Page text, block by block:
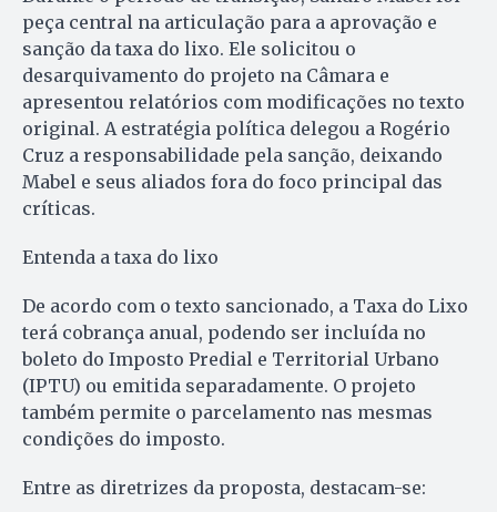
peça central na articulação para a aprovação e
sanção da taxa do lixo. Ele solicitou o
desarquivamento do projeto na Câmara e
apresentou relatórios com modificações no texto
original. A estratégia política delegou a Rogério
Cruz a responsabilidade pela sanção, deixando
Mabel e seus aliados fora do foco principal das
críticas.
Entenda a taxa do lixo
De acordo com o texto sancionado, a Taxa do Lixo
terá cobrança anual, podendo ser incluída no
boleto do Imposto Predial e Territorial Urbano
(IPTU) ou emitida separadamente. O projeto
também permite o parcelamento nas mesmas
condições do imposto.
Entre as diretrizes da proposta, destacam-se: